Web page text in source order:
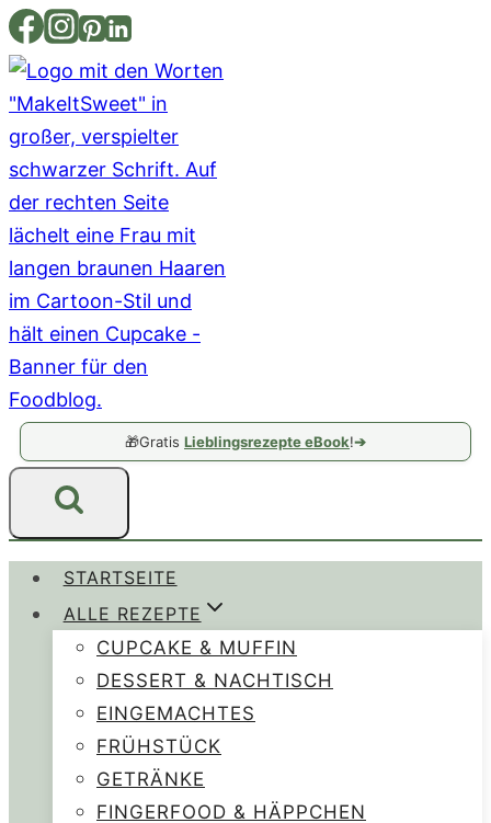
Zum
Inhalt
springen
🎁Gratis Lieblingsrezepte eBook!➔
STARTSEITE
ALLE REZEPTE
CUPCAKE & MUFFIN
DESSERT & NACHTISCH
EINGEMACHTES
FRÜHSTÜCK
GETRÄNKE
FINGERFOOD & HÄPPCHEN